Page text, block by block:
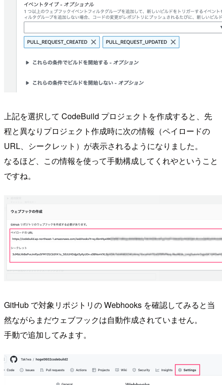
上記を選択して CodeBuild プロジェクトを作成すると、先
程と異なりプロジェクト作成時に次の情報（ペイロードの
URL、シークレット）が表示されるようになりました。
なるほど、この情報を使って手動構成してくれやということ
ですね。
GitHub で対象リポジトリの Webhooks を確認してみると当
然ながらまだウェブフックは自動作成されていません。
手動で追加してみます。